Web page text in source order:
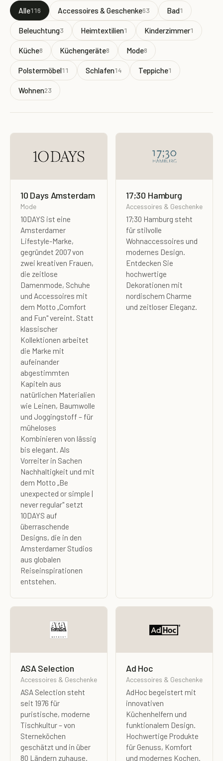
Alle116 Accessoires & Geschenke63 Bad1
Beleuchtung3 Heimtextilien1 Kinderzimmer1
Küche8 Küchengeräte8 Mode8
Polstermöbel11 Schlafen14 Teppiche1
Wohnen23
10 Days Amsterdam
Mode
10DAYS ist eine
Amsterdamer
Lifestyle-Marke,
gegründet 2007 von
zwei kreativen Frauen,
die zeitlose
Damenmode, Schuhe
und Accessoires mit
dem Motto „Comfort
and Fun" vereint. Statt
klassischer
Kollektionen arbeitet
die Marke mit
aufeinander
abgestimmten
Kapiteln aus
natürlichen Materialien
wie Leinen, Baumwolle
und Joggingstoff – für
müheloses
Kombinieren von lässig
bis elegant. Als
Vorreiter in Sachen
Nachhaltigkeit und mit
dem Motto „Be
unexpected or simple |
never regular" setzt
10DAYS auf
überraschende
Designs, die in den
Amsterdamer Studios
aus globalen
Reiseinspirationen
entstehen.
17;30 Hamburg
Accessoires & Geschenke
17;30 Hamburg steht
für stilvolle
Wohnaccessoires und
modernes Design.
Entdecken Sie
hochwertige
Dekorationen mit
nordischem Charme
und zeitloser Eleganz.
ASA Selection
Accessoires & Geschenke
ASA Selection steht
seit 1976 für
puristische, moderne
Tischkultur – von
Sterneköchen
geschätzt und in über
80 Ländern zuhause.
Ad Hoc
Accessoires & Geschenke
AdHoc begeistert mit
innovativen
Küchenhelfern und
funktionalem Design.
Hochwertige Produkte
für Genuss, Komfort
und modernes Kochen.